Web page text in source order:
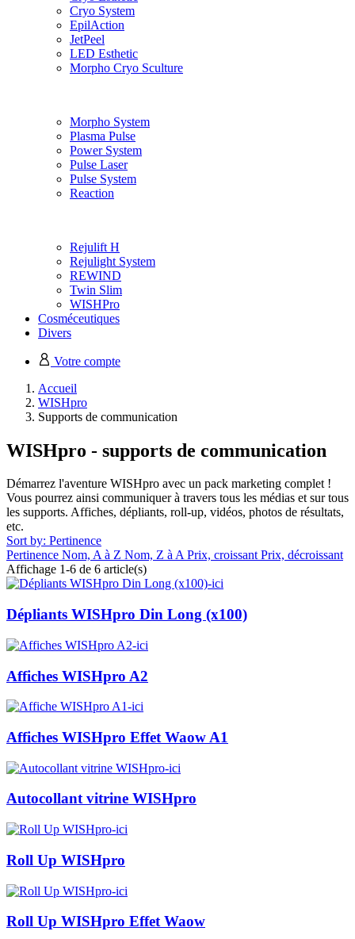
Cryo System
EpilAction
JetPeel
LED Esthetic
Morpho Cryo Sculture
Morpho System
Plasma Pulse
Power System
Pulse Laser
Pulse System
Reaction
Rejulift H
Rejulight System
REWIND
Twin Slim
WISHPro
Cosméceutiques
Divers
Votre compte
Accueil
WISHpro
Supports de communication
WISHpro - supports de communication
Démarrez l'aventure WISHpro avec un pack marketing complet !
Vous pourrez ainsi communiquer à travers tous les médias et sur tous
les supports. Affiches, dépliants, roll-up, vidéos, photos de résultats,
etc.
Sort by: Pertinence
Pertinence Nom, A à Z Nom, Z à APrix, croissantPrix, décroissant
Affichage 1-6 de 6 article(s)
Dépliants WISHpro Din Long (x100)
Affiches WISHpro A2
Affiches WISHpro Effet Waow A1
Autocollant vitrine WISHpro
Roll Up WISHpro
Roll Up WISHpro Effet Waow